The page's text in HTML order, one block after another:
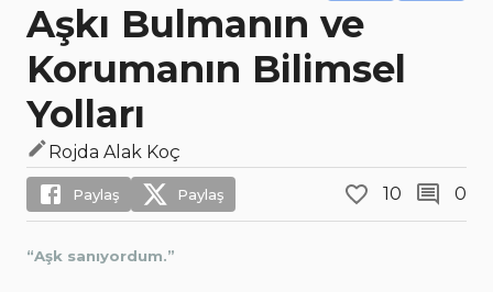
Aşkı Bulmanın ve
Korumanın Bilimsel
Yolları
Rojda Alak Koç
Paylaş Paylaş 10 0
“Aşk sanıyordum.”